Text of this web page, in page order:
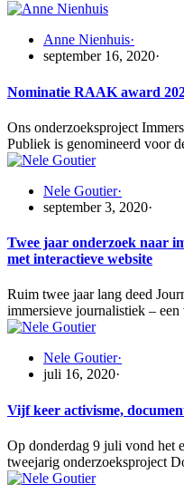
Anne Nienhuis·
september 16, 2020·
Nominatie RAAK award
Ons onderzoeksproject
Publiek is genomineerd
Nele Goutier·
september 3, 2020·
Twee jaar onderzoek naar
met interactieve website
Ruim twee jaar lang deed
immersieve journalistiek –
Nele Goutier·
juli 16, 2020·
Vijf keer activisme,
Op donderdag 9 juli vond het
tweejarig onderzoeksproject